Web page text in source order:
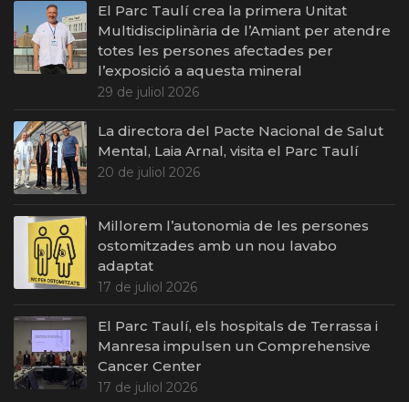
El Parc Taulí crea la primera Unitat
Multidisciplinària de l’Amiant per atendre
totes les persones afectades per
l’exposició a aquesta mineral
29 de juliol 2026
La directora del Pacte Nacional de Salut
Mental, Laia Arnal, visita el Parc Taulí
20 de juliol 2026
Millorem l’autonomia de les persones
ostomitzades amb un nou lavabo
adaptat
17 de juliol 2026
El Parc Taulí, els hospitals de Terrassa i
Manresa impulsen un Comprehensive
Cancer Center
17 de juliol 2026